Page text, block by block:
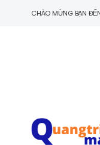
CHÀO MỪNG BẠN